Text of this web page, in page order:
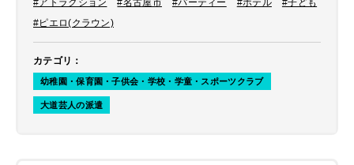
#アトラクション
#名古屋市 #パーティー #ホテル
#子ども
#ピエロ(クラウン)
カテゴリ ：
幼稚園・保育園・子供会・学校・学童・スポーツクラブ
大道芸人の派遣